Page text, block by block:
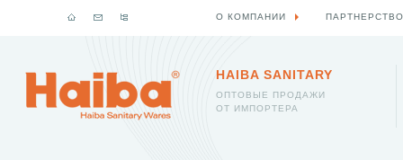
HAIBA SANITARY
ОПТОВЫЕ ПРОДАЖИ
ОТ ИМПОРТЕРА
О КОМПАНИИ ПАРТНЕРСТВО